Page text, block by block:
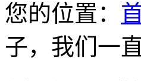
您的位置：
子，我们一